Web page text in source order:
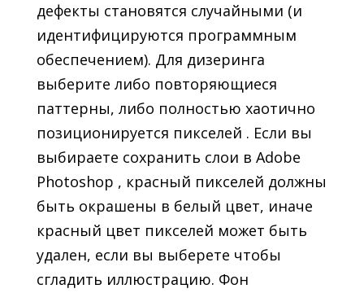
дефекты становятся случайными (и
идентифицируются программным
обеспечением). Для дизеринга
выберите либо повторяющиеся
паттерны, либо полностью хаотично
позиционируется пикселей . Если вы
выбираете сохранить слои в Adobe
Photoshop , красный пикселей должны
быть окрашены в белый цвет, иначе
красный цвет пикселей может быть
удален, если вы выберете чтобы
сгладить иллюстрацию. Фон